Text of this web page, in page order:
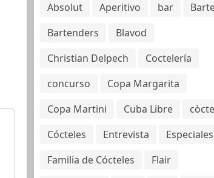
Absolut Aperitivo bar
Bartenders
Blavod
Christian Delpech
Coctelería
concurso
Copa Margarita
Copa Martini
Cuba Libre
Cócteles
Entrevista
Especiales
Familia de Cócteles
Flair